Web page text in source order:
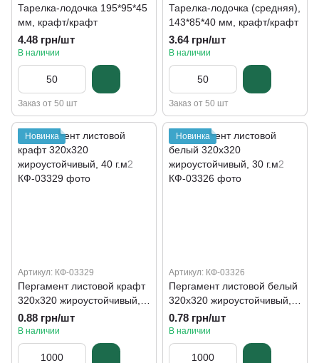
Тарелка-лодочка 195*95*45
мм, крафт/крафт
4.48 грн/шт
В наличии
Заказ от 50 шт
Тарелка-лодочка (средняя),
143*85*40 мм, крафт/крафт
3.64 грн/шт
В наличии
Заказ от 50 шт
Новинка
Артикул: КФ-03329
Пергамент листовой крафт
320х320 жироустойчивый,
40 г.м2
0.88 грн/шт
В наличии
Новинка
Артикул: КФ-03326
Пергамент листовой белый
320х320 жироустойчивый,
30 г.м2
0.78 грн/шт
В наличии